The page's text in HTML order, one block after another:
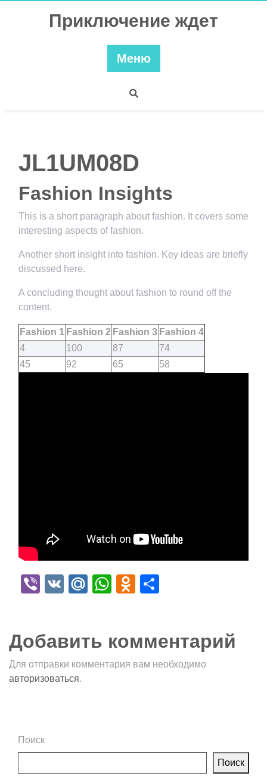
Приключение ждет
Меню
JL1UM08D
Fashion Insights
This is a short paragraph about fashion. It covers some
interesting aspects of fashion.
Another short insight into fashion. Key ideas are briefly
discussed here.
A concluding thought about fashion to round off the
content.
Fashion 1 Fashion 2 Fashion 3 Fashion 4
4
100 87
74
45
92 65 58
Viber
VK Mail.Ru
WhatsApp
Odnoklassniki
Добавить комментарий
Для отправки комментария вам необходимо
авторизоваться.
Поиск
Поиск